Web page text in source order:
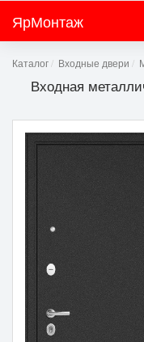
ЯрМонтаж
Каталог Входные двери
Входная